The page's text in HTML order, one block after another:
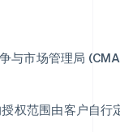
与市场管理局
权范围由客户自